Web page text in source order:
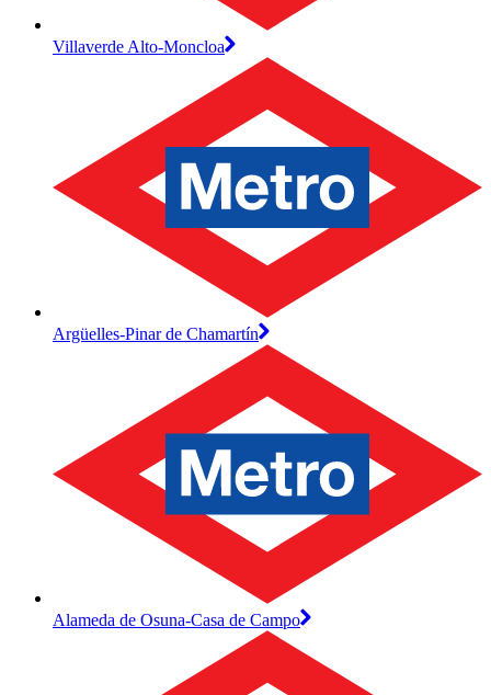
Villaverde Alto-Moncloa
Argüelles-Pinar de Chamartín
Alameda de Osuna-Casa de Campo